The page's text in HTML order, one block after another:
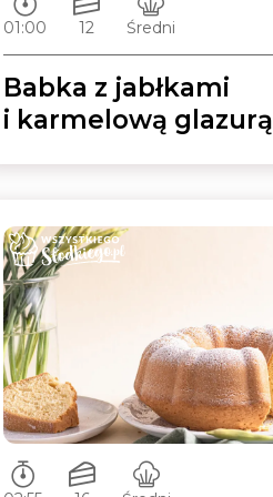
01:00
12
Średni
Babka z jabłkami
i karmelową glazurą
Czas przygotowywania:
Ilość porcji:
Poziom trudności: